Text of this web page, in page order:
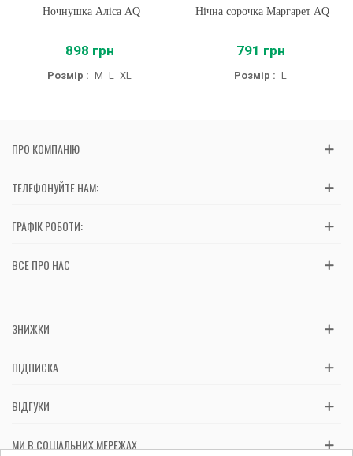
Ночнушка Аліса AQ
898 грн
Розмір : M L XL
Нічна сорочка Маргарет AQ
791 грн
Розмір : L
ПРО КОМПАНІЮ
ТЕЛЕФОНУЙТЕ НАМ:
ГРАФІК РОБОТИ:
ВСЕ ПРО НАС
ЗНИЖКИ
ПІДПИСКА
ВІДГУКИ
МИ В СОЦІАЛЬНИХ МЕРЕЖАХ